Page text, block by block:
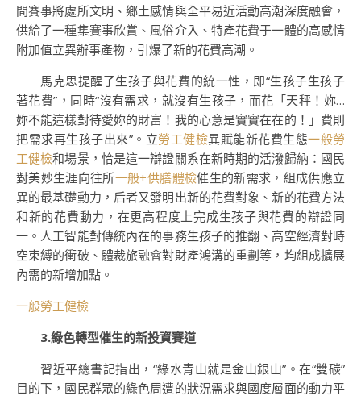
間賽事將處所文明、鄉土感情與全平易近活動高潮深度融會，
供給了一種集賽事欣賞、風俗介入、特產花費于一體的高感情
附加值立異辦事產物，引爆了新的花費高潮。
馬克思提醒了生孩子與花費的統一性，即“生孩子生孩子
著花費”，同時“沒有需求，就沒有生孩子，而花「天秤！妳…
妳不能這樣對待愛妳的財富！我的心意是實實在在的！」費則
把需求再生孩子出來”。立勞工健檢異賦能新花費生態一般勞
工健檢和場景，恰是這一辯證關系在新時期的活潑歸納：國民
對美妙生涯向往所一般+供膳體檢催生的新需求，組成供應立
異的最基礎動力，后者又發明出新的花費對象、新的花費方法
和新的花費動力，在更高程度上完成生孩子與花費的辯證同
一。人工智能對傳統內在的事務生孩子的推翻、高空經濟對時
空束縛的衝破、體裁旅融會對財產鴻溝的重劃等，均組成擴展
內需的新增加點。
一般勞工健檢
3.綠色轉型催生的新投資賽道
習近平總書記指出，“綠水青山就是金山銀山”。在“雙碳”
目的下，國民群眾的綠色周遭的狀況需求與國度層面的動力平